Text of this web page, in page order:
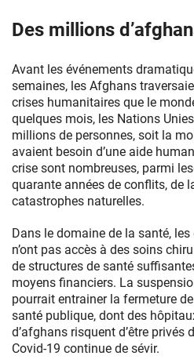
inauguré
2006
par
Bernadette
Chirac
est
aujourd’hui
dans
une
situation
Des millions
Avant les événements
semaines, les Afghans
crises humanitaires que le
quelques mois, les Nations
millions de personnes, soit la
avaient besoin d’une aide
crise sont nombreuses, parmi
quarante années de conflits, de
catastrophes naturelles.
Dans le domaine de la santé,
n’ont pas accès à des soins
de structures de santé
moyens financiers. La
pourrait entrainer la fermeture
santé publique, dont des
d’afghans risquent d’être privés
Covid-19 continue de sévir.